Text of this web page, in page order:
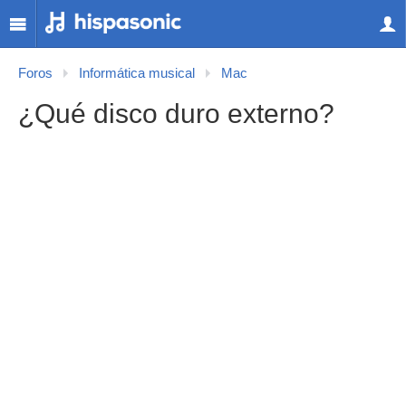
Foros Informática musical Mac
¿Qué disco duro externo?